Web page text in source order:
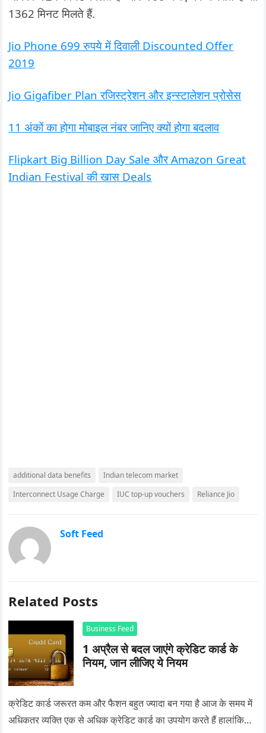
1362 मिनट मिलते हैं.
Jio Phone 699 रुपये में दिवाली Discounted Offer
2019
Jio Gigafiber Plan रजिस्ट्रेशन और इन्स्टालेशन प्रोसेस
11 अंकों का होगा मोबाइल नंबर जानिए क्यों होगा बदलाव
Flipkart Big Billion Day Sale और Amazon Great
Indian Festival की खास Deals
additional data benefits
Indian telecom market
Interconnect Usage Charge
IUC top-up vouchers Reliance Jio
Soft Feed
Related Posts
Business Feed
1 अप्रैल से बदल जाएंगे क्रेडिट कार्ड के
नियम, जान लीजिए ये नियम
क्रेडिट कार्ड जरूरत कम और फैशन बहुत ज्यादा बन गया है आज के समय में
अधिकतर व्यक्ति एक से अधिक क्रेडिट कार्ड का उपयोग करते हैं हालांकि…